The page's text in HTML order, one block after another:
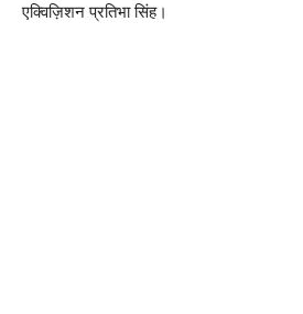
एक्विज़िशन प्रतिभा सिंह।